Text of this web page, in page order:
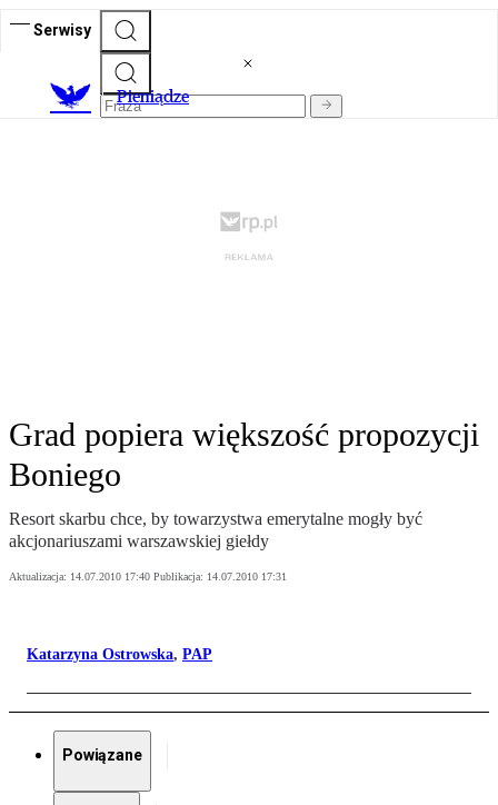
Serwisy
Pieniądze
Grad popiera większość propozycji
Boniego
Resort skarbu chce, by towarzystwa emerytalne mogły być
akcjonariuszami warszawskiej giełdy
Aktualizacja: 14.07.2010 17:40 Publikacja: 14.07.2010 17:31
Katarzyna Ostrowska, PAP
Powiązane